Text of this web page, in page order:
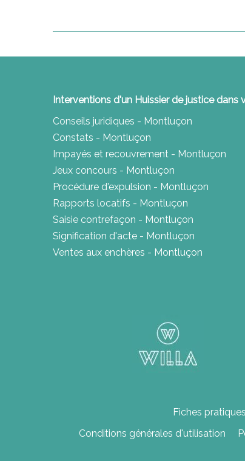
Interventions d'un Huissier de justice dans
Conseils juridiques - Montluçon
Constats - Montluçon
Impayés et recouvrement - Montluçon
Jeux concours - Montluçon
Procédure d'expulsion - Montluçon
Rapports locatifs - Montluçon
Saisie contrefaçon - Montluçon
Signification d'acte - Montluçon
Ventes aux enchères - Montluçon
Fiches pratiques
Conditions générales d'utilisation